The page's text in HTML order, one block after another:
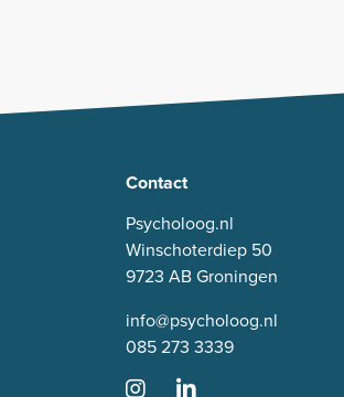
Contact
Psycholoog.nl
Winschoterdiep 50
9723 AB Groningen
info@psycholoog.nl
085 273 3339